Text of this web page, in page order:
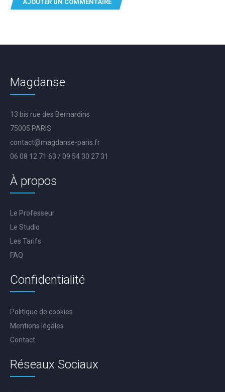
Magdanse
13 bis rue des Bernardins
75005 PARIS
contact@magdanse-paris.fr
06 08 12 71 63 / 09 54 30 27 31
À propos
Le Professeur
Le Studio
Les Tarifs
FAQ
Confidentialité
Politique de cookies
Mentions légales
Contact
Réseaux Sociaux